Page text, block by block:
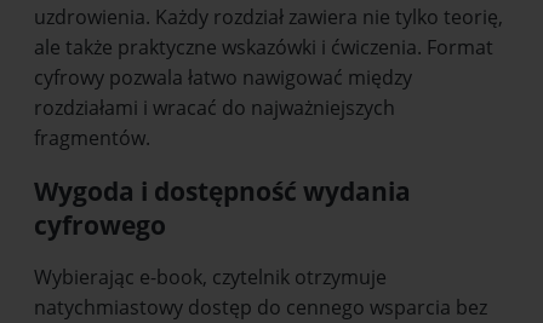
uzdrowienia. Każdy rozdział zawiera nie tylko teorię,
ale także praktyczne wskazówki i ćwiczenia. Format
cyfrowy pozwala łatwo nawigować między
rozdziałami i wracać do najważniejszych
fragmentów.
Wygoda i dostępność wydania
cyfrowego
Wybierając e-book, czytelnik otrzymuje
natychmiastowy dostęp do cennego wsparcia bez